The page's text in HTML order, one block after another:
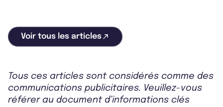
Voir tous les articles
Tous ces articles sont considérés comme des
communications publicitaires. Veuillez-vous
référer au document d’informations clés